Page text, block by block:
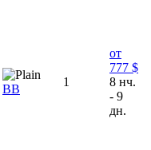
ВВ
1
от
777 $
8 нч.
- 9
дн.